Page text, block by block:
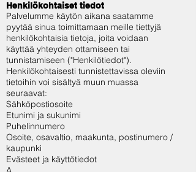
Henkilökohtaiset tiedot
Palvelumme käytön aikana saatamme
pyytää sinua toimittamaan meille tiettyjä
henkilökohtaisia ​​tietoja, joita voidaan
käyttää yhteyden ottamiseen tai
tunnistamiseen ("Henkilötiedot").
Henkilökohtaisesti tunnistettavissa oleviin
tietoihin voi sisältyä muun muassa
seuraavat:
Sähköpostiosoite
Etunimi ja sukunimi
Puhelinnumero
Osoite, osavaltio, maakunta, postinumero /
kaupunki
Evästeet ja käyttötiedot